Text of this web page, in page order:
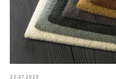
22.07.2025